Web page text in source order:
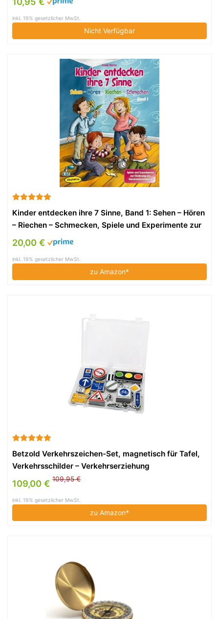
inkl. 19% gesetzlicher MwSt.
Nicht Verfügbar
Kinder entdecken ihre 7 Sinne, Band 1: Sehen – Hören
– Riechen – Schmecken, Spiele und Experimente zur
Förderung der Sinneswahrnehmung
20,00 €
inkl. 19% gesetzlicher MwSt.
zu Amazon*
Betzold Verkehrszeichen-Set, magnetisch für Tafel,
Verkehrsschilder – Verkehrserziehung
Straßenverkehr Kinder Schule lernen schulen
Sicherheit Verkehrsschule Verkehrsschulung
Verkehrssicherheit
109,00 € 109,95 €
inkl. 19% gesetzlicher MwSt.
zu Amazon*